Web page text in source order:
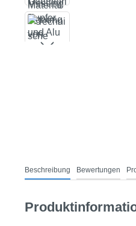
Beschreibung Bewertungen